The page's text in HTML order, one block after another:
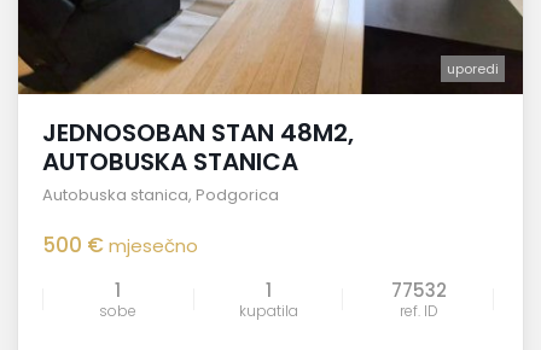
uporedi
JEDNOSOBAN STAN 48M2,
AUTOBUSKA STANICA
Autobuska stanica, Podgorica
500 €mjesečno
1
sobe
1
kupatila
77532
ref. ID